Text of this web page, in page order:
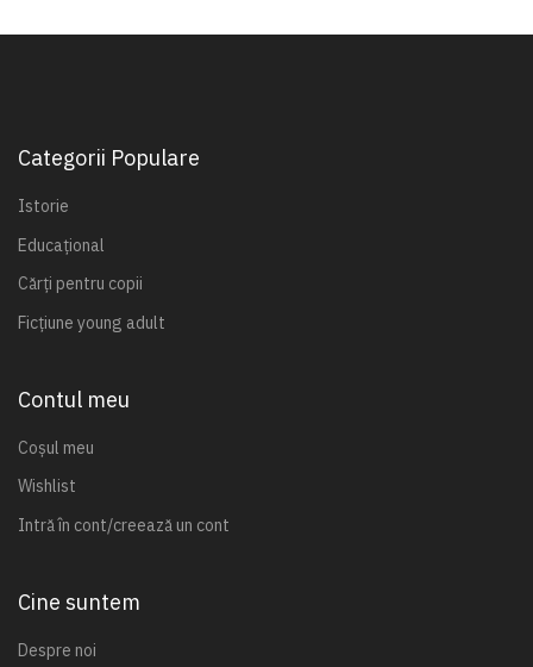
Categorii Populare
Istorie
Educațional
Cărți pentru copii
Ficțiune young adult
Contul meu
Coșul meu
Wishlist
Intră în cont/creează un cont
Cine suntem
Despre noi